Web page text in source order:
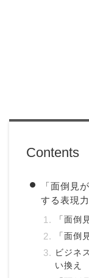
Contents
「面倒見
する表現力
「面倒
「面倒
ビジネ
い換え